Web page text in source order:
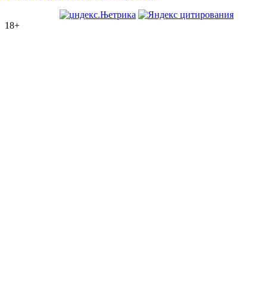
18+